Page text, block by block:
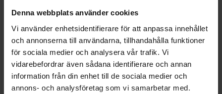
Denna webbplats använder cookies
Vi använder enhetsidentifierare för att anpassa innehållet
och annonserna till användarna, tillhandahålla funktioner
för sociala medier och analysera vår trafik. Vi
vidarebefordrar även sådana identifierare och annan
information från din enhet till de sociala medier och
annons- och analysföretag som vi samarbetar med.
Ohje
6kpl tomaattia
dl Worchester -kastiketta
6kpl punaista tabascotippaa
rkl väkiviinietikkaa
kpl sitruunan mehu